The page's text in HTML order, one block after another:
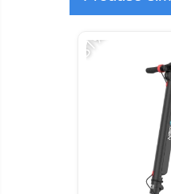
-31%